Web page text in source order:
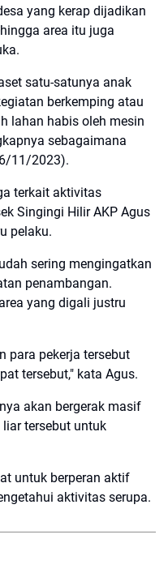
yang kerap dijadikan
area itu juga
satu-satunya anak
berkemping atau
lahan habis oleh mesin
sebagaimana
11/2023).
terkait aktivitas
Singingi Hilir AKP Agus
pelaku.
sering mengingatkan
penambangan.
yang digali justru
para pekerja tersebut
tersebut," kata Agus.
akan bergerak masif
tersebut untuk
untuk berperan aktif
aktivitas serupa.